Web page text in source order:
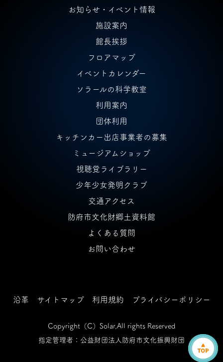
お知らせ・イベント情報
施設案内
館長挨拶
フロアマップ
イベントカレンダー
ソラールの科学教室
利用案内
団体利用
キッチンカー出店事業者の募集
ミュージアムショップ
視聴覚ライブラリー
少年少女発明クラブ
交通アクセス
防府市文化財郷土資料館
よくある質問
お問い合わせ
沿革 サイトマップ 利用規約 プライバシーポリシー
Copyright（C）Solar,All rights Reserved
指定管理者：公益財団法人防府市文化振興財団